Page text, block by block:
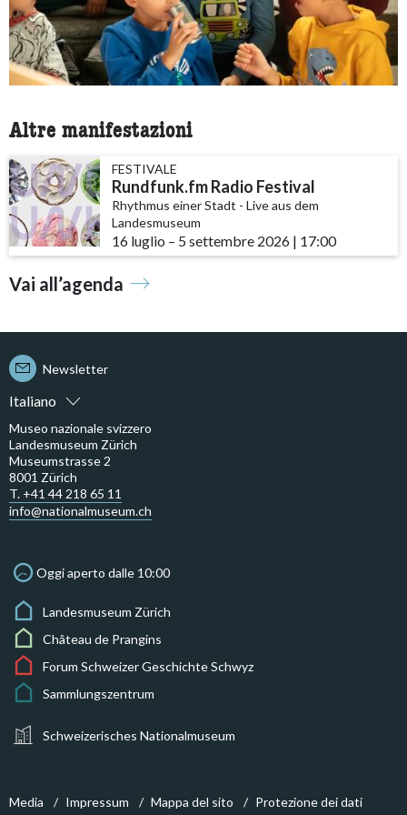
Altre manifestazioni
FESTIVALE
Rundfunk.fm Radio Festival
Rhythmus einer Stadt - Live aus dem
Landesmuseum
16 luglio accessibility.time_to
– 5 settembre 2026 | 17:00
Vai all’agenda
Italiano
Newsletter
Museo nazionale svizzero
Landesmuseum Zürich
Museumstrasse 2
8001 Zürich
T. +41 44 218 65 11
info@nationalmuseum.ch
Oggi aperto dalle 10:00
Landesmuseum Zürich
Château de Prangins
Forum Schweizer Geschichte Schwyz
Sammlungszentrum
Schweizerisches Nationalmuseum
Media Impressum Mappa del sito Protezione dei dati